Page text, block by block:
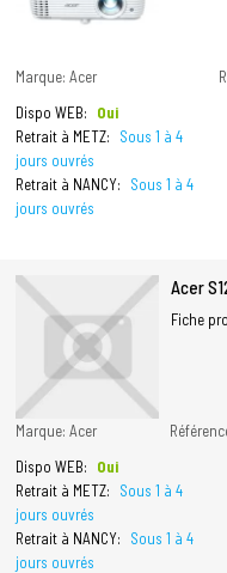
Marque: Acer
Dispo WEB:
Oui
Retrait à METZ:
Sous 1 à 4
jours ouvrés
Retrait à NANCY:
Sous 1 à 4
jours ouvrés
Acer
Fiche
Marque: Acer
Dispo WEB:
Oui
Retrait à METZ:
Sous 1 à 4
jours ouvrés
Retrait à NANCY:
Sous 1 à 4
jours ouvrés